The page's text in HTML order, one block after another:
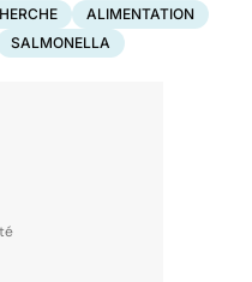
ALIMENTATION
SALMONELLA